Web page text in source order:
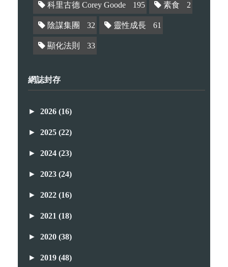
科里古德 Corey Goode 195 素食 2
陰謀集團 32 靈性成長 61
顯化法則 33
網誌封存
► 2026 (16)
► 2025 (22)
► 2024 (23)
► 2023 (24)
► 2022 (16)
► 2021 (18)
► 2020 (38)
► 2019 (48)